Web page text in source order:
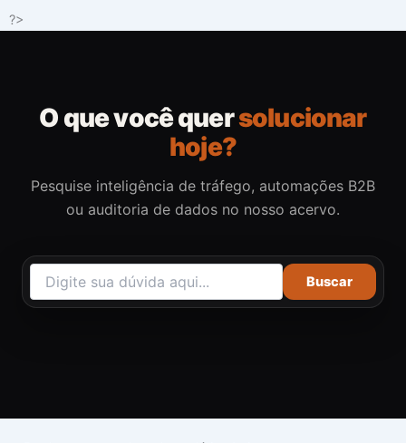
para
?>
O que você quersolucionar
hoje?
Pesquise inteligência de tráfego, automações B2B
ou auditoria de dados no nosso acervo.
Buscar